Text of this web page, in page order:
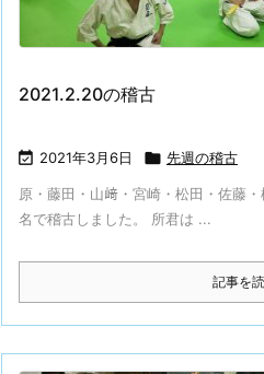
2021.2.20の稽古
 2021年3月6日  先週の稽古
原・藤田・山﨑・宮崎・松田・佐藤
名で稽古しました。 所君は ...
記事を